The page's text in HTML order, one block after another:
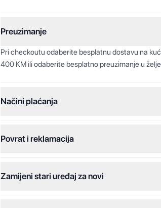
Preuzimanje
Pri checkoutu odaberite besplatnu dostavu na
400 KM ili odaberite besplatno preuzimanje u
Načini plaćanja
Jednokratna plaćanja:
Dodatne opcije:
Povrat i reklamacija
Zamijeni stari uređaj za novi